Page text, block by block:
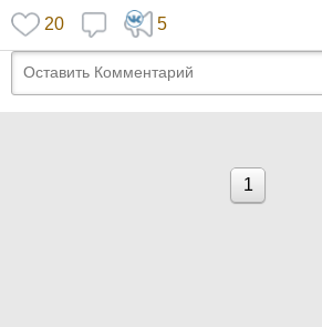
20 5
1